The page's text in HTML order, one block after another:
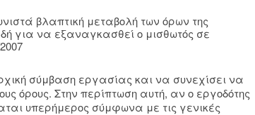
βλαπτική μεταβολή των όρων της
για να εξαναγκασθεί ο μισθωτός σε
σύμβαση εργασίας και να συνεχίσει να
όρους. Στην περίπτωση αυτή, αν ο εργοδότης
υπερήμερος σύμφωνα με τις γενικές